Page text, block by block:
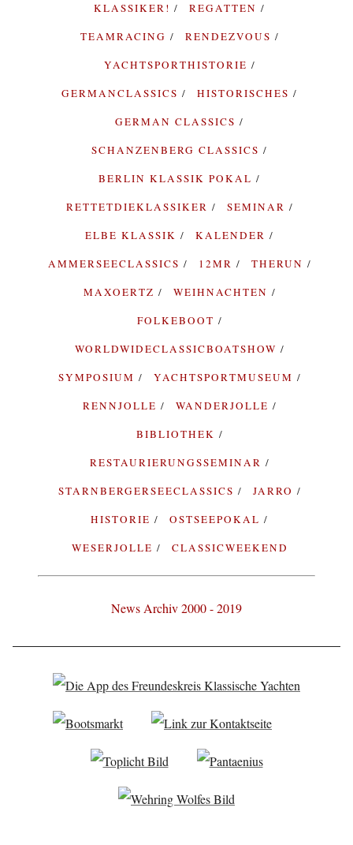
KLASSIKER!
REGATTEN
TEAMRACING
RENDEZVOUS
YACHTSPORTHISTORIE
GERMANCLASSICS
HISTORISCHES
GERMAN CLASSICS
SCHANZENBERG CLASSICS
BERLIN KLASSIK POKAL
RETTETDIEKLASSIKER
SEMINAR
ELBE KLASSIK
KALENDER
AMMERSEECLASSICS
12MR
THERUN
MAXOERTZ
WEIHNACHTEN
FOLKEBOOT
WORLDWIDECLASSICBOATSHOW
SYMPOSIUM
YACHTSPORTMUSEUM
RENNJOLLE
WANDERJOLLE
BIBLIOTHEK
RESTAURIERUNGSSEMINAR
STARNBERGERSEECLASSICS
JARRO
HISTORIE
OSTSEEPOKAL
WESERJOLLE
CLASSICWEEKEND
News Archiv 2000 - 2019